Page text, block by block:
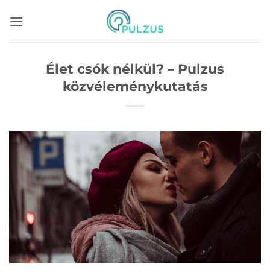
Élet csók nélkül? – Pulzus
közvéleménykutatás